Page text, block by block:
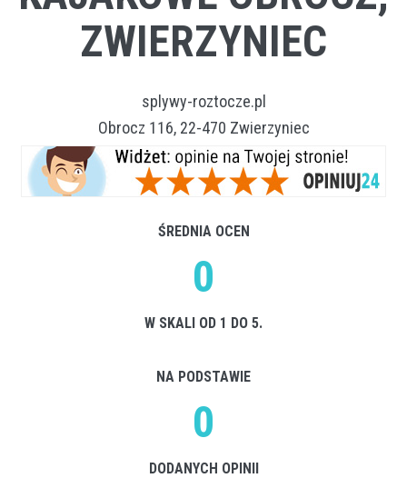
ZWIERZYNIEC
splywy-roztocze.pl
Obrocz 116, 22-470 Zwierzyniec
ŚREDNIA OCEN
0
W SKALI OD 1 DO 5.
NA PODSTAWIE
0
DODANYCH OPINII